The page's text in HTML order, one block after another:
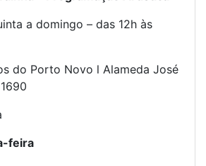
a domingo – das 12h às
do Porto Novo l Alameda José
-feira